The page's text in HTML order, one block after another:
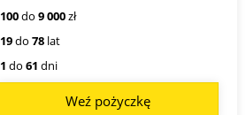
100do 9 000zł
19do 78 lat
1 do 61 dni
Weź pożyczkę